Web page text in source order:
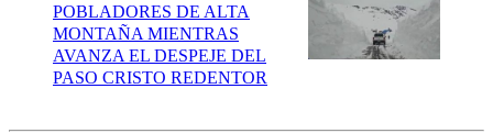
POBLADORES DE ALTA
MONTAÑA MIENTRAS
AVANZA EL DESPEJE DEL
PASO CRISTO REDENTOR